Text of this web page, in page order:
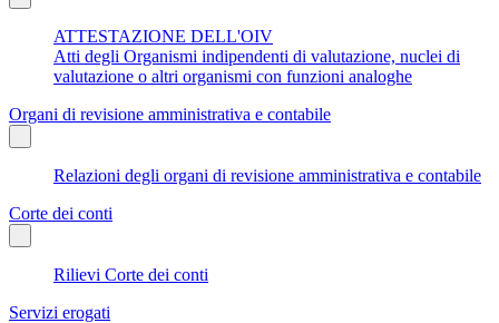
ATTESTAZIONE DELL'OIV
Atti degli Organismi indipendenti di valutazione, nuclei di
valutazione o altri organismi con funzioni analoghe
Organi di revisione amministrativa e contabile
Relazioni degli organi di revisione amministrativa e contabile
Corte dei conti
Rilievi Corte dei conti
Servizi erogati